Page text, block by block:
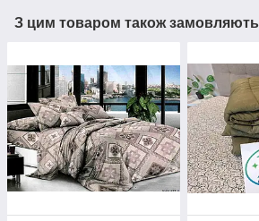
З цим товаром також замовляють